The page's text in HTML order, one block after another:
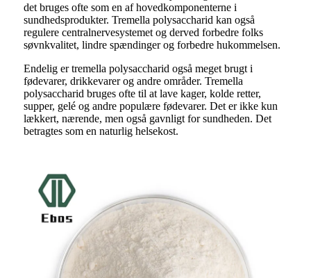
det bruges ofte som en af ​​hovedkomponenterne i
sundhedsprodukter. Tremella polysaccharid kan også
regulere centralnervesystemet og derved forbedre folks
søvnkvalitet, lindre spændinger og forbedre hukommelsen.
Endelig er tremella polysaccharid også meget brugt i
fødevarer, drikkevarer og andre områder. Tremella
polysaccharid bruges ofte til at lave kager, kolde retter,
supper, gelé og andre populære fødevarer. Det er ikke kun
lækkert, nærende, men også gavnligt for sundheden. Det
betragtes som en naturlig helsekost.